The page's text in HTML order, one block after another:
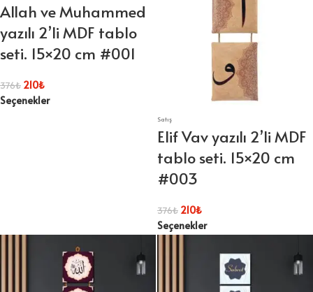
Allah ve Muhammed
yazılı 2’li MDF tablo
seti. 15×20 cm #001
376₺ 210₺
Seçenekler
Satış
Elif Vav yazılı 2’li MDF
tablo seti. 15×20 cm
#003
376₺ 210₺
Seçenekler